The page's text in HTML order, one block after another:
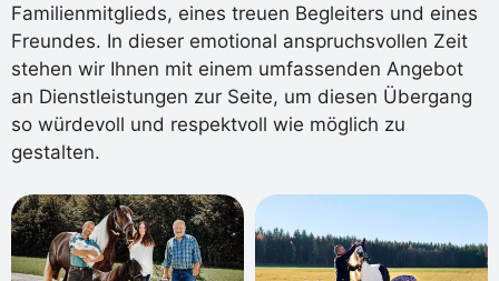
Familienmitglieds, eines treuen Begleiters und eines
Freundes. In dieser emotional anspruchsvollen Zeit
stehen wir Ihnen mit einem umfassenden Angebot
an Dienstleistungen zur Seite, um diesen Übergang
so würdevoll und respektvoll wie möglich zu
gestalten.